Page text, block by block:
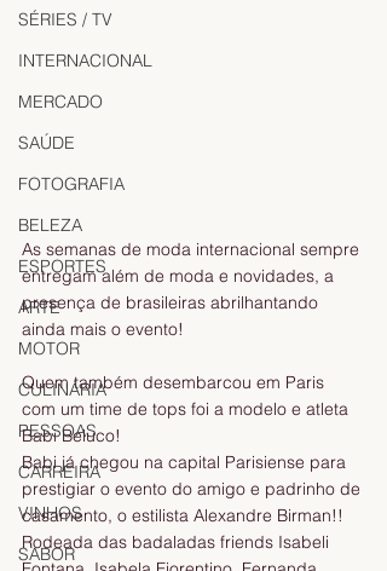
SÉRIES / TV
INTERNACIONAL
MERCADO
SAÚDE
FOTOGRAFIA
BELEZA
ESPORTES
ARTE
MOTOR
CULINÁRIA
PESSOAS
CARREIRA
VINHOS
SABOR
As semanas de moda internacional sempre
entregam além de moda e novidades, a
presença de brasileiras abrilhantando
ainda mais o evento!
Quem também desembarcou em Paris
com um time de tops foi a modelo e atleta
Babi Beluco!
Babi já chegou na capital Parisiense para
prestigiar o evento do amigo e padrinho de
casamento, o estilista Alexandre Birman!!
Rodeada das badaladas friends Isabeli